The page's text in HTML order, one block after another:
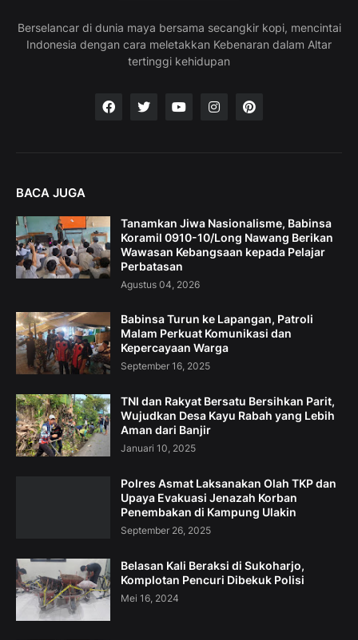
Berselancar di dunia maya bersama secangkir kopi, mencintai
Indonesia dengan cara meletakkan Kebenaran dalam Altar
tertinggi kehidupan
BACA JUGA
Tanamkan Jiwa Nasionalisme, Babinsa
Koramil 0910-10/Long Nawang Berikan
Wawasan Kebangsaan kepada Pelajar
Perbatasan
Agustus 04, 2026
Babinsa Turun ke Lapangan, Patroli
Malam Perkuat Komunikasi dan
Kepercayaan Warga
September 16, 2025
TNI dan Rakyat Bersatu Bersihkan Parit,
Wujudkan Desa Kayu Rabah yang Lebih
Aman dari Banjir
Januari 10, 2025
Polres Asmat Laksanakan Olah TKP dan
Upaya Evakuasi Jenazah Korban
Penembakan di Kampung Ulakin
September 26, 2025
Belasan Kali Beraksi di Sukoharjo,
Komplotan Pencuri Dibekuk Polisi
Mei 16, 2024